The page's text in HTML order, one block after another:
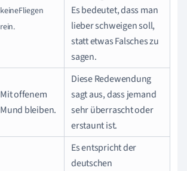
keineFliegen
rein.
Es bedeutet, dass man
lieber schweigen soll,
statt etwas Falsches zu
sagen.
Mit offenem
Mund bleiben.
Diese Redewendung
sagt aus, dass jemand
sehr überrascht oder
erstaunt ist.
Es entspricht der
deutschen